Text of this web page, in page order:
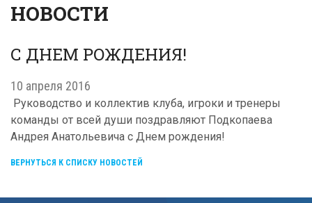
НОВОСТИ
С ДНЕМ РОЖДЕНИЯ!
10 апреля 2016
Руководство и коллектив клуба, игроки и тренеры
команды от всей души поздравляют Подкопаева
Андрея Анатольевича с Днем рождения!
ВЕРНУТЬСЯ К СПИСКУ НОВОСТЕЙ